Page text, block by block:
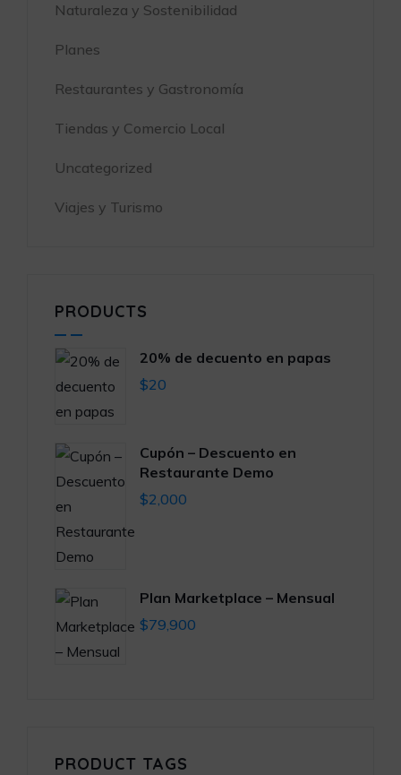
Naturaleza y Sostenibilidad
Planes
Restaurantes y Gastronomía
Tiendas y Comercio Local
Uncategorized
Viajes y Turismo
PRODUCTS
20% de decuento en papas
$20
Cupón – Descuento en
Restaurante Demo
$2,000
Plan Marketplace – Mensual
$79,900
PRODUCT TAGS